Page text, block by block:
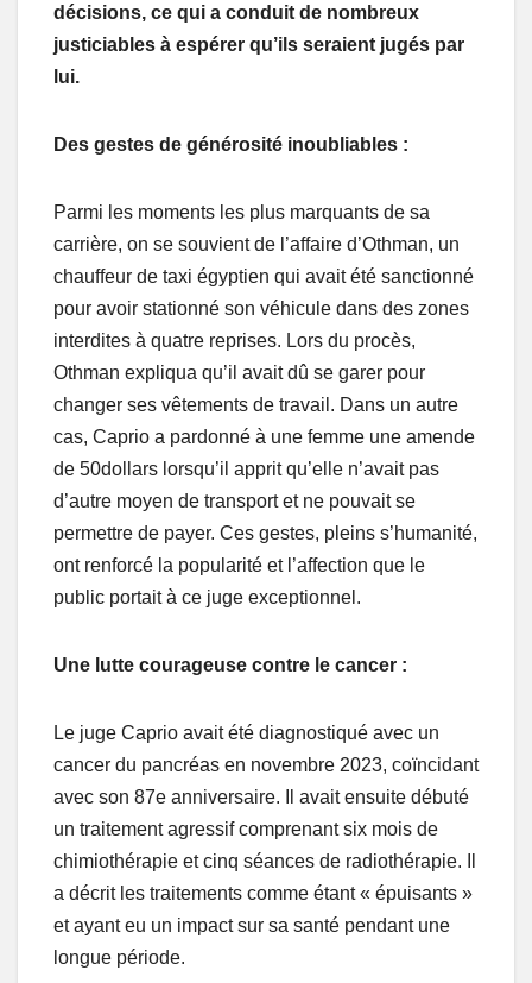
décisions, ce qui a conduit de nombreux
justiciables à espérer qu’ils seraient jugés par
lui.
Des gestes de générosité inoubliables :
Parmi les moments les plus marquants de sa
carrière, on se souvient de l’affaire d’Othman, un
chauffeur de taxi égyptien qui avait été sanctionné
pour avoir stationné son véhicule dans des zones
interdites à quatre reprises. Lors du procès,
Othman expliqua qu’il avait dû se garer pour
changer ses vêtements de travail. Dans un autre
cas, Caprio a pardonné à une femme une amende
de 50dollars lorsqu’il apprit qu’elle n’avait pas
d’autre moyen de transport et ne pouvait se
permettre de payer. Ces gestes, pleins s’humanité,
ont renforcé la popularité et l’affection que le
public portait à ce juge exceptionnel.
Une lutte courageuse contre le cancer :
Le juge Caprio avait été diagnostiqué avec un
cancer du pancréas en novembre 2023, coïncidant
avec son 87e anniversaire. Il avait ensuite débuté
un traitement agressif comprenant six mois de
chimiothérapie et cinq séances de radiothérapie. Il
a décrit les traitements comme étant « épuisants »
et ayant eu un impact sur sa santé pendant une
longue période.